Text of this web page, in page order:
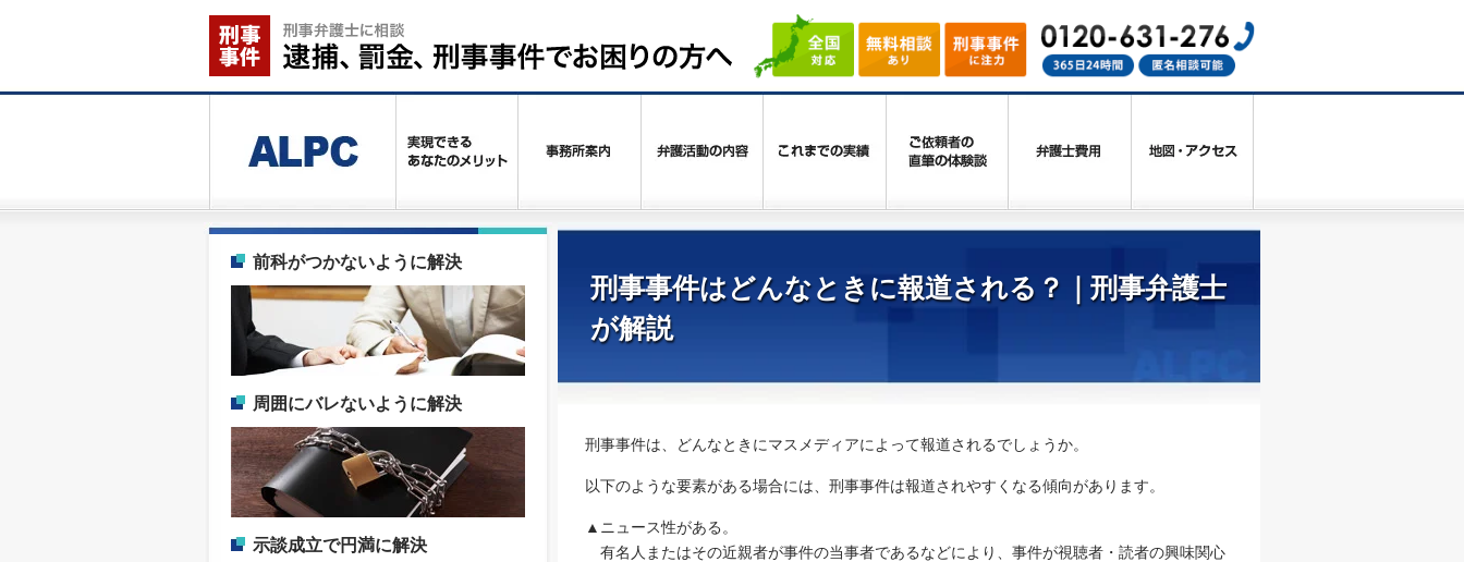
前科がつかないように解決
周囲にバレないように解決
示談成立で円満に解決
刑事事件はどんなときに報道される？｜刑事弁護士
が解説
刑事事件は、どんなときにマスメディアによって報道されるでしょうか。
以下のような要素がある場合には、刑事事件は報道されやすくなる傾向があります。
▲ニュース性がある。
有名人またはその近親者が事件の当事者であるなどにより、事件が視聴者・読者の興味関心